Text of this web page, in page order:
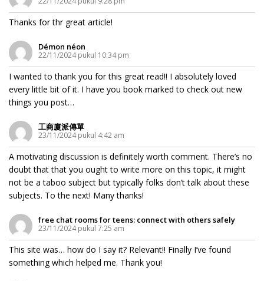
Thanks for thr great article!
Démon néon
22/11/2024 pukul 10:34 pm
I wanted to thank you for this great read!! I absolutely loved
every little bit of it. I have you book marked to check out new
things you post…
工商廈派傳單
23/11/2024 pukul 4:42 am
A motivating discussion is definitely worth comment. There’s no
doubt that that you ought to write more on this topic, it might
not be a taboo subject but typically folks don’t talk about these
subjects. To the next! Many thanks!
free chat rooms for teens: connect with others safely
23/11/2024 pukul 7:25 am
This site was… how do I say it? Relevant!! Finally I’ve found
something which helped me. Thank you!